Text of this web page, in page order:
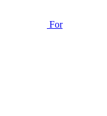
For